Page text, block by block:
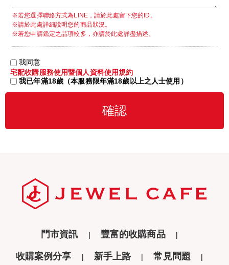
※若您選擇聯絡方式為LINE，請於此處留下您的ID。
※請於此處詳細說明您的商品狀況。
※若您申請鑑定之品項較多，亦請於此處詳盡描述。
我同意
宅配收購服務使用暨個人資料使用規約
我已年滿18歲（本服務限年滿18歲以上之人士使用）
門市資訊 豐富的收購商品
收購案例分享 新手上路 常見問題